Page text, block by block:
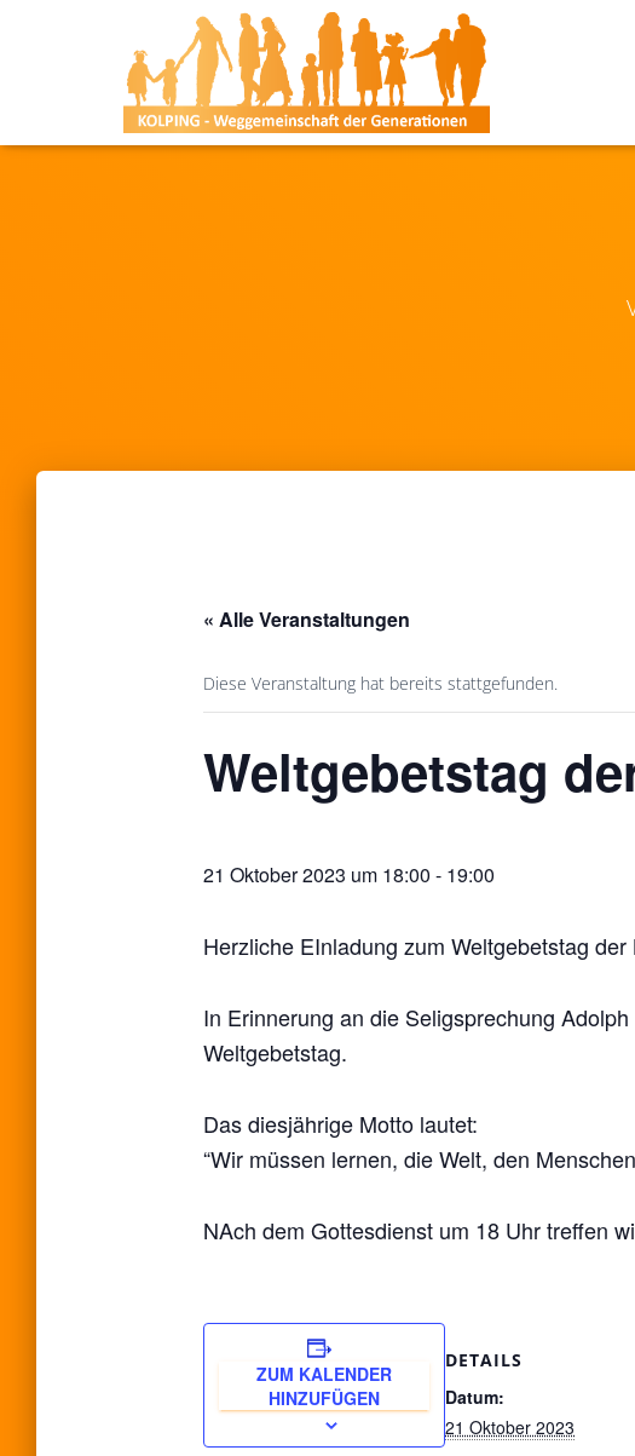
« Alle Veranstaltungen
Diese Veranstaltung hat bereits stattgefunden.
Weltgebetstag
21 Oktober 2023 um 18:00 - 19:00
Herzliche EInladung zum Weltgebetstag der
In Erinnerung an die Seligsprechung
Weltgebetstag.
Das diesjährige Motto lautet:
“Wir müssen lernen, die Welt, den
NAch dem Gottesdienst um 18 Uhr treffen
ZUM KALENDER
HINZUFÜGEN
DETAILS
Datum:
21 Oktober 2023